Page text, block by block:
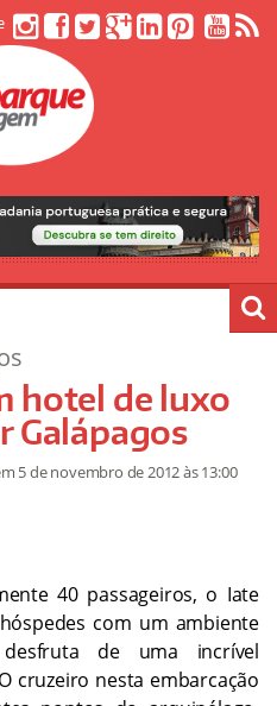
hotel de luxo
Galápagos
5 de novembro de 2012às 13:00
40 passageiros, o Iate
com um ambiente
de uma incrível
cruzeiro nesta embarcação